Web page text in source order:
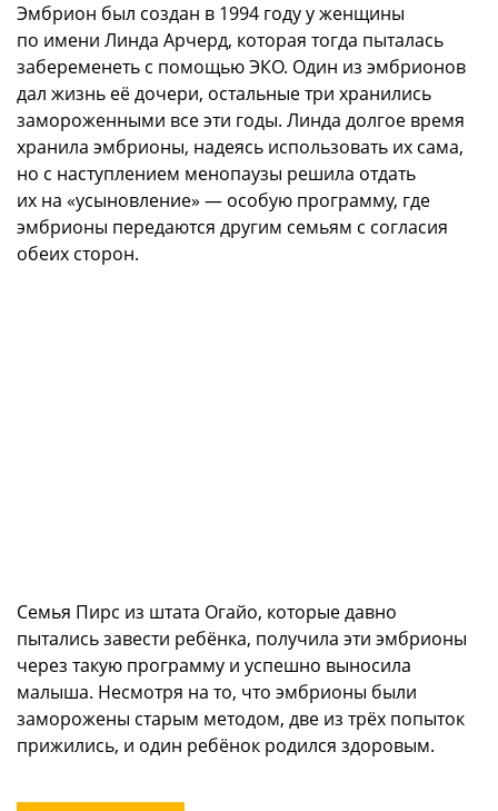
Эмбрион был создан в 1994 году у женщины
по имени Линда Арчерд, которая тогда пыталась
забеременеть с помощью ЭКО. Один из эмбрионов
дал жизнь её дочери, остальные три хранились
замороженными все эти годы. Линда долгое время
хранила эмбрионы, надеясь использовать их сама,
но с наступлением менопаузы решила отдать
их на «усыновление» — особую программу, где
эмбрионы передаются другим семьям с согласия
обеих сторон.
Семья Пирс из штата Огайо, которые давно
пытались завести ребёнка, получила эти эмбрионы
через такую программу и успешно выносила
малыша. Несмотря на то, что эмбрионы были
заморожены старым методом, две из трёх попыток
прижились, и один ребёнок родился здоровым.